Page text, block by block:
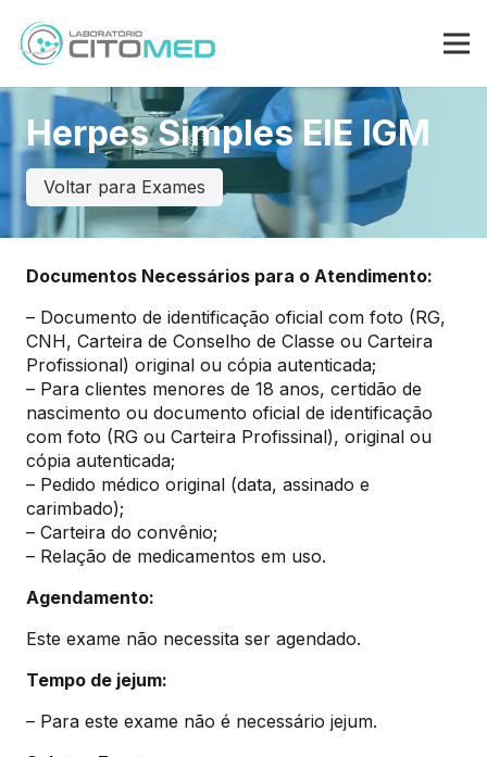
Herpes Simples EIE IGM
Voltar para Exames
Documentos Necessários para o Atendimento:
– Documento de identificação oficial com foto (RG,
CNH, Carteira de Conselho de Classe ou Carteira
Profissional) original ou cópia autenticada;
– Para clientes menores de 18 anos, certidão de
nascimento ou documento oficial de identificação
com foto (RG ou Carteira Profissinal), original ou
cópia autenticada;
– Pedido médico original (data, assinado e
carimbado);
– Carteira do convênio;
– Relação de medicamentos em uso.
Agendamento:
Este exame não necessita ser agendado.
Tempo de jejum:
– Para este exame não é necessário jejum.